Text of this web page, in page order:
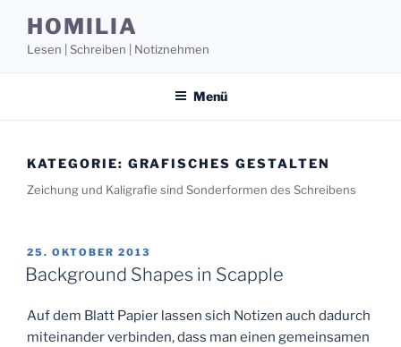
Inhalt
springen
HOMILIA
Lesen | Schreiben | Notiznehmen
Menü
KATEGORIE: GRAFISCHES GESTALTEN
Zeichung und Kaligrafie sind Sonderformen des Schreibens
VERÖFFENTLICHT
AM
25. OKTOBER 2013
Background Shapes in Scapple
Auf dem Blatt Papier lassen sich Notizen auch dadurch
miteinander verbinden, dass man einen gemeinsamen